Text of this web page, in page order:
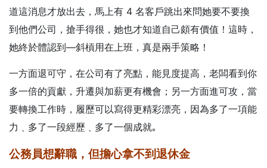
道這消息才放出去，馬上有 4 名客戶跳出來問她要不要換
到他們公司，搶手得很，她也才知道自己頗有價值！這時，
她終於體認到—斜槓用在上班，真是兩手策略！
一方面退可守，在公司有了亮點，能見度提高，老闆看到你
多一倍的貢獻，升遷與加薪更有機會；另一方面進可攻，當
要轉換工作時，履歷可以寫得更精彩漂亮，因為多了一項能
力﹑多了一段經歷﹑多了一個成就｡
公務員想辭職，但擔心拿不到退休金